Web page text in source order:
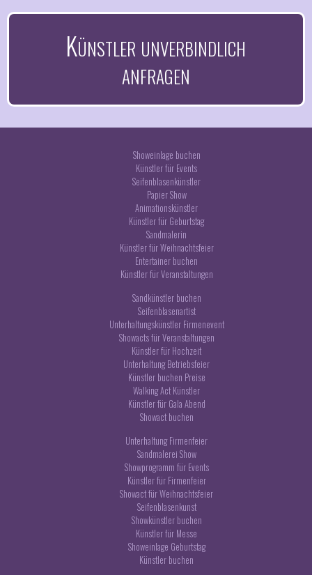
Künstler unverbindlich
anfragen
Showeinlage buchen
Künstler für Events
Seifenblasenkünstler
Papier Show
Animationskünstler
Künstler für Geburtstag
Sandmalerin
Künstler für Weihnachtsfeier
Entertainer buchen
Künstler für Veranstaltungen
Sandkünstler buchen
Seifenblasenartist
Unterhaltungskünstler Firmenevent
Showacts für Veranstaltungen
Künstler für Hochzeit
Unterhaltung Betriebsfeier
Künstler buchen Preise
Walking Act Künstler
Künstler für Gala Abend
Showact buchen
Unterhaltung Firmenfeier
Sandmalerei Show
Showprogramm für Events
Künstler für Firmenfeier
Showact für Weihnachtsfeier
Seifenblasenkunst
Showkünstler buchen
Künstler für Messe
Showeinlage Geburtstag
Künstler buchen